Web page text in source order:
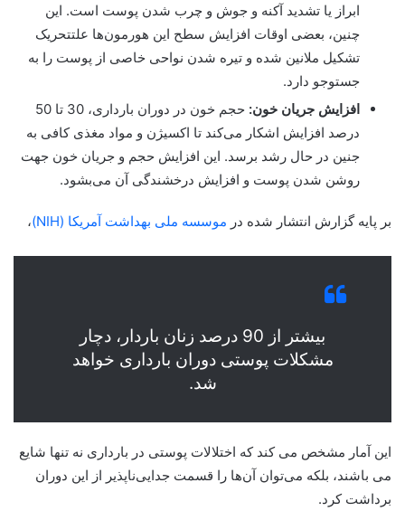
ابراز یا تشدید آکنه و جوش و چرب شدن پوست است. این
چنین، بعضی اوقات افزایش سطح این هورمون‌ها علتتحریک
تشکیل ملانین شده و تیره شدن نواحی خاصی از پوست را به
جستوجو دارد.
افزایش جریان خون:
حجم خون در دوران بارداری، 30 تا 50
درصد افزایش اشکار می‌کند تا اکسیژن و مواد مغذی کافی به
جنین در حال رشد برسد. این افزایش حجم و جریان خون جهت
روشن شدن پوست و افزایش درخشندگی آن می‌بشود.
بر پایه گزارش انتشار شده در موسسه ملی بهداشت آمریکا (NIH) ،
بیشتر از 90 درصد زنان باردار، دچار
مشکلات پوستی دوران بارداری خواهد
شد.
این آمار مشخص می کند که اختلالات پوستی در بارداری نه تنها شایع
می باشند، بلکه می‌توان آن‌ها را قسمت جدایی‌ناپذیر از این دوران
برداشت کرد.